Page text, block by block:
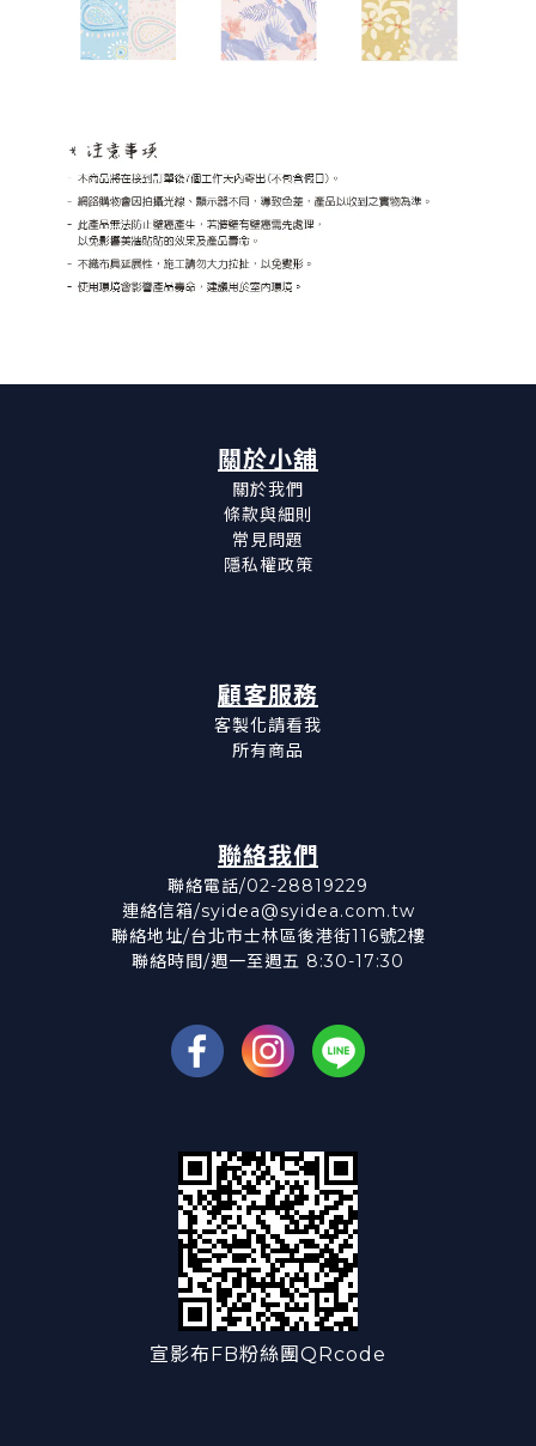
關於小舖
關於我們
條款與細則
常見問題
隱私權政策
顧客服務
客製化請看我
所有商品
聯絡我們
聯絡電話/02-28819229
連絡信箱/syidea@syidea.com.tw
聯絡地址/台北市士林區後港街116號2樓
聯絡時間/週一至週五 8:30-17:30
宣影布FB粉絲團QRcode